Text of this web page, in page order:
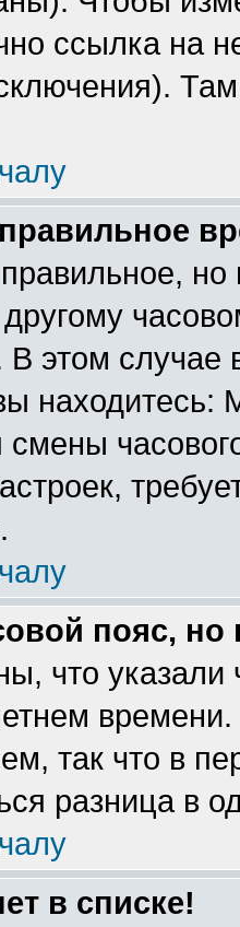
ссылка на
В этом
смены
пояс,
что указали
так что в
разница в
в списке!